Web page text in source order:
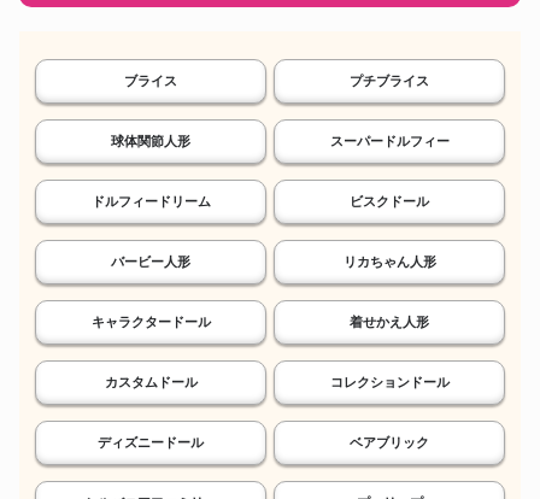
ブライス プチブライス
球体関節人形 スーパードルフィー
ドルフィードリーム ビスクドール
バービー人形 リカちゃん人形
キャラクタードール 着せかえ人形
カスタムドール コレクションドール
ディズニードール ベアブリック